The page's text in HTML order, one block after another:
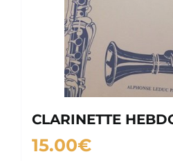
CLARINETTE
15.00€